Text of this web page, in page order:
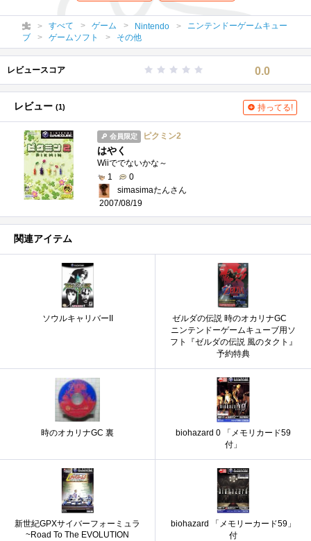
すべて ゲーム Nintendo
ニンテンドーゲームキュー
ブ
ゲームソフト その他
レビュースコア 0.0
レビュー (1) 持ってる!
会員限定 ピクミン2
はやく
Wiiででないかな～
1
0
simasimaたんさん
2007/08/19
関連アイテム
ソウルキャリバーII
ゼルダの伝説 時のオカリナGC
ニンテンドーゲームキューブ用ソ
フト『ゼルダの伝説 風のタクト』
予約特典
時のオカリナGC 裏
biohazard 0 「メモリカード59
付」
新世紀GPXサイバーフォーミュラ
~Road To The EVOLUTION
biohazard 「メモリーカード59」
付